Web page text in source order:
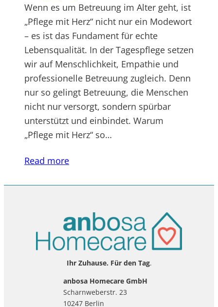
Wenn es um Betreuung im Alter geht, ist
„Pflege mit Herz“ nicht nur ein Modewort
– es ist das Fundament für echte
Lebensqualität. In der Tagespflege setzen
wir auf Menschlichkeit, Empathie und
professionelle Betreuung zugleich. Denn
nur so gelingt Betreuung, die Menschen
nicht nur versorgt, sondern spürbar
unterstützt und einbindet. Warum
„Pflege mit Herz“ so…
Read more
Ihr Zuhause. Für den Tag.
anbosa Homecare GmbH
Scharnweberstr. 23
10247 Berlin